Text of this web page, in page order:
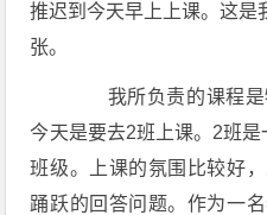
推迟到今天早上上课。这是
张。
我所负责的课程是
今天是要去2班上课。2班
班级。上课的氛围比较好
踊跃的回答问题。作为一